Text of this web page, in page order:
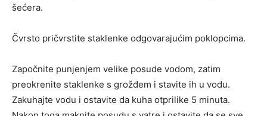
šećera.
Čvrsto pričvrstite staklenke odgovarajućim poklopcima.
Započnite punjenjem velike posude vodom, zatim
preokrenite staklenke s grožđem i stavite ih u vodu.
Zakuhajte vodu i ostavite da kuha otprilike 5 minuta.